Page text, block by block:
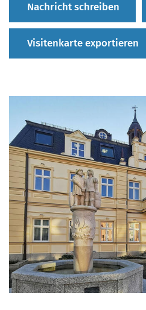
Nachricht schreiben
Visitenkarte exportieren